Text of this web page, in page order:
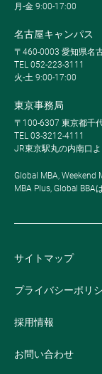
月-金 9:00-17:00
名古屋キャンパス
〒460-0003 愛知県名
TEL 052-223-3111
火-土 9:00-17:00
東京事務局
〒100-6307 東京都千
TEL 03-3212-4111
JR東京駅丸の内南口
Global MBA, Weekend
MBA Plus, Global BBA
サイトマップ
プライバシーポリ
採用情報
お問い合わせ